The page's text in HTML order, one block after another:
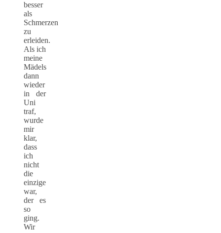
besser
als
Schmerzen
zu
erleiden.
Als ich
meine
Mädels
dann
wieder
in der
Uni
traf,
wurde
mir
klar,
dass
ich
nicht
die
einzige
war,
der es
so
ging.
Wir